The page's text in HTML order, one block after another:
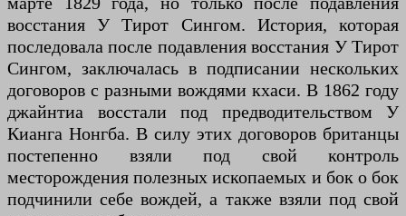
восстания У Тирот Сингом. История, которая
последовала после подавления восстания У Тирот
Сингом, заключалась в подписании нескольких
договоров с разными вождями кхаси. В 1862 году
джайнтиа восстали под предводительством У
Кианга Нонгба. В силу этих договоров британцы
постепенно взяли под свой контроль
месторождения полезных ископаемых и бок о бок
подчинили себе вождей, а также взяли под свой